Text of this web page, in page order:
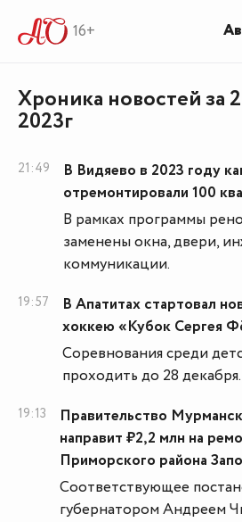
16+
Хроника новостей за
2023г
21:49
В Видяево в 2023 году
отремонтировали 100
В рамках программы
заменены окна, двери,
коммуникации.
19:57
В Апатитах стартовал
хоккею «Кубок Сергея
Соревнования среди
проходить до 28 декабря.
19:13
Правительство
направит ₽2,2 млн на
Приморского района
Соответствующее
губернатором Андреем